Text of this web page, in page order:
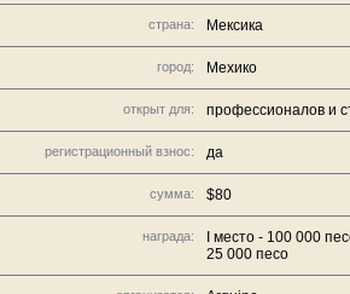
страна: Мексика
город: Мехико
открыт для: профессионалов и
регистрационный взнос: да
сумма: $80
награда:
I место - 100 000
25 000 песо